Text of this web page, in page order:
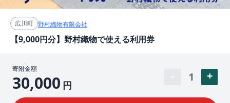
広川町 野村織物有限会社
【9,000円分】野村織物で使える利用券
寄附金額
30,000 円
1